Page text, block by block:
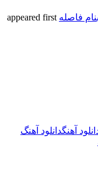
فاصله appeared first
آهنگدانلود آهنگ